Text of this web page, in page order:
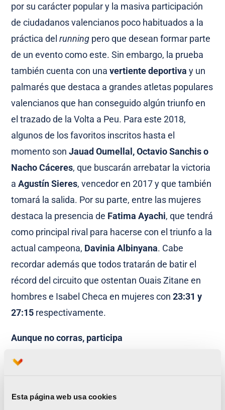
Esta página web usa cookies
por su carácter popular y la masiva participación
de ciudadanos valencianos poco habituados a la
práctica delrunning pero que desean formar parte
de un evento como este. Sin embargo, la prueba
también cuenta con unavertiente deportiva y un
palmarés que destaca a grandes atletas populares
valencianos que han conseguido algún triunfo en
el trazado de la Volta a Peu. Para este 2018,
algunos de los favoritos inscritos hasta el
momento sonJauad Oumellal, Octavio Sanchis o
Nacho Cáceres, que buscarán arrebatar la victoria
aAgustín Sieres, vencedor en 2017 y que también
tomará la salida. Por su parte, entre las mujeres
destaca la presencia de Fatima Ayachi, que tendrá
como principal rival para hacerse con el triunfo a la
actual campeona, Davinia Albinyana. Cabe
recordar además que todos tratarán de batir el
récord del circuito que ostentan Ouais Zitane en
hombres e Isabel Checa en mujeres con23:31 y
27:15 respectivamente.
Aunque no corras, participa
La carrera valenciana más popular también invita
en la Volta a Peu València Caixa Popular, la fiesta